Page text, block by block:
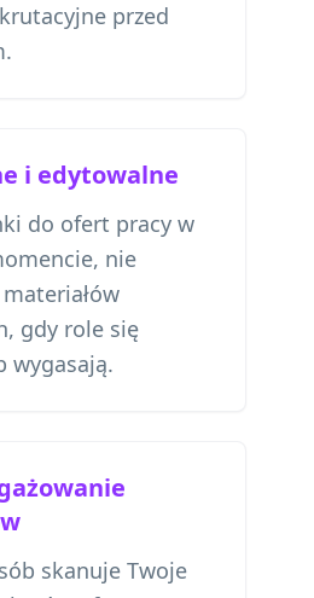
przed
i edytowalne
do ofert pracy w
nie
gdy role się
wygasają.
skanuje Twoje